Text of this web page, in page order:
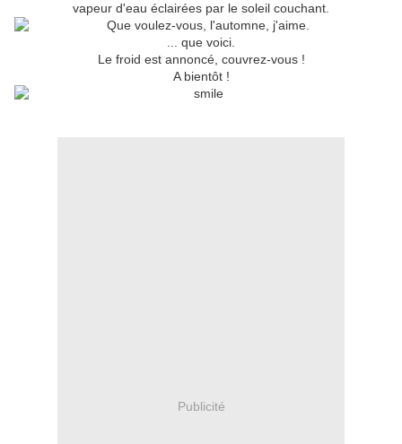
vapeur d'eau éclairées par le soleil couchant.
... que voici.
Le froid est annoncé, couvrez-vous !
A bientôt !
Publicité